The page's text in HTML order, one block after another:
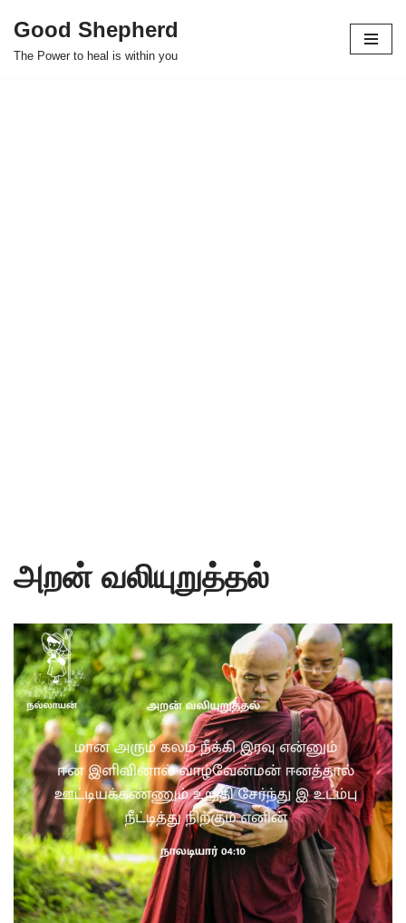
Skip
Good Shepherd
The Power to heal is within you
அறன் வலியுறுத்தல்